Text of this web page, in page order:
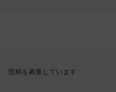
投稿を募集しています